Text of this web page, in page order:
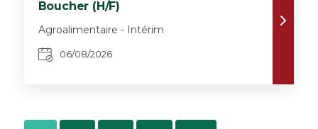
Boucher (H/F)
Agroalimentaire - Intérim
06/08/2026